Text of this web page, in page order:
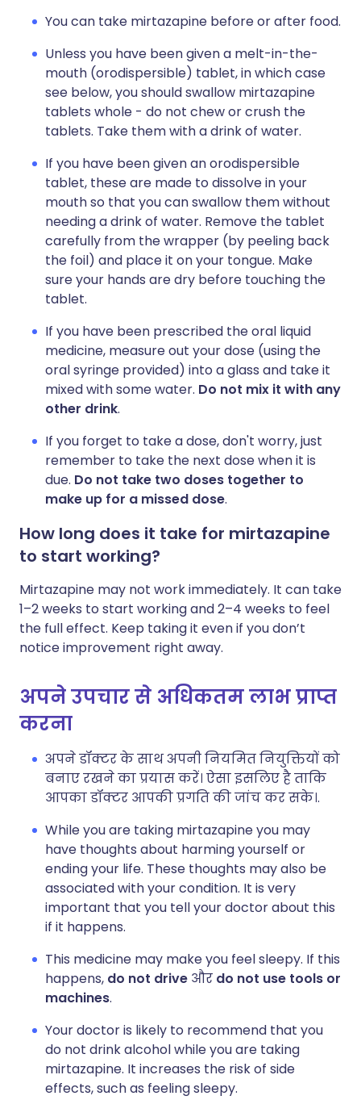
You can take mirtazapine before or after food.
Unless you have been given a melt-in-the-
mouth (orodispersible) tablet, in which case
see below, you should swallow mirtazapine
tablets whole - do not chew or crush the
tablets. Take them with a drink of water.
If you have been given an orodispersible
tablet, these are made to dissolve in your
mouth so that you can swallow them without
needing a drink of water. Remove the tablet
carefully from the wrapper (by peeling back
the foil) and place it on your tongue. Make
sure your hands are dry before touching the
tablet.
If you have been prescribed the oral liquid
medicine, measure out your dose (using the
oral syringe provided) into a glass and take it
mixed with some water. Do not mix it with any
other drink.
If you forget to take a dose, don't worry, just
remember to take the next dose when it is
due. Do not take two doses together to
make up for a missed dose.
How long does it take for mirtazapine
to start working?
Mirtazapine may not work immediately. It can take
1–2 weeks to start working and 2–4 weeks to feel
the full effect. Keep taking it even if you don’t
notice improvement right away.
अपने उपचार से अधिकतम लाभ प्राप्त
करना
अपने डॉक्टर के साथ अपनी नियमित नियुक्तियों को
बनाए रखने का प्रयास करें। ऐसा इसलिए है ताकि
आपका डॉक्टर आपकी प्रगति की जांच कर सके।.
While you are taking mirtazapine you may
have thoughts about harming yourself or
ending your life. These thoughts may also be
associated with your condition. It is very
important that you tell your doctor about this
if it happens.
This medicine may make you feel sleepy. If this
happens, do not drive और do not use tools or
machines.
Your doctor is likely to recommend that you
do not drink alcohol while you are taking
mirtazapine. It increases the risk of side
effects, such as feeling sleepy.